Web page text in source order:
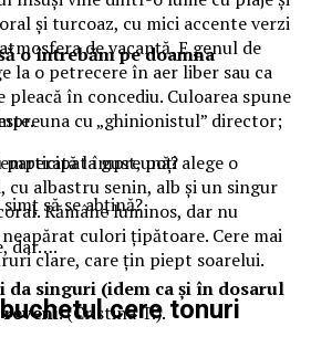
o întrebăm pe doamna
cu „ghinionistul” director;
participat împreună?
să se abțină?
dar….
singuri (idem ca și în dosarul
reveni. (Cristina T.).
și turcoaz, cu mici accente verzi
de vacanță. E genul de
la o petrecere în aer liber sau ca
în concediu. Culoarea spune
la gust, poți alege o
cu albastru senin, alb și un singur
Rămâne luminos, dar nu
culori țipătoare. Cere mai
clare, care țin piept soarelui.
cere tonuri